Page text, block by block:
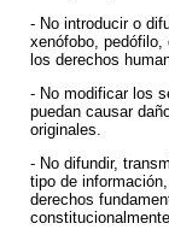
- No introducir o
xenófobo, pedófilo,
los derechos
- No modificar los
puedan causar
originales.
- No difundir,
tipo de
derechos